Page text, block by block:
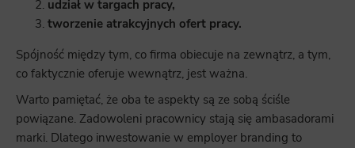
udział w targach pracy,
tworzenie atrakcyjnych ofert pracy.
Spójność między tym, co firma obiecuje na zewnątrz, a tym,
co faktycznie oferuje wewnątrz, jest ważna.
Warto pamiętać, że oba te aspekty są ze sobą ściśle
powiązane. Zadowoleni pracownicy stają się ambasadorami
marki. Dlatego inwestowanie w employer branding to